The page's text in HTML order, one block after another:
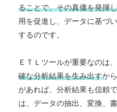
ることで、その真価を発揮
用を促進し、データに基づ
するのです。
ＥＴＬツールが重要なのは、
確な分析結果を生み出すか
があれば、分析結果も信頼
は、データの抽出、変換、